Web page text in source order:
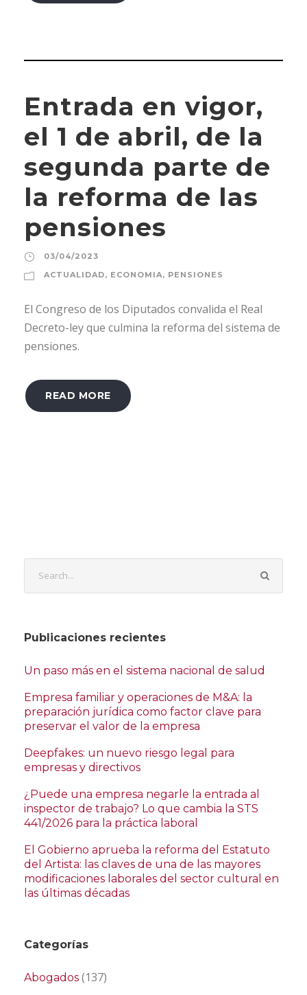
Entrada en vigor,
el 1 de abril, de la
segunda parte de
la reforma de las
pensiones
03/04/2023
ACTUALIDAD, ECONOMIA, PENSIONES
El Congreso de los Diputados convalida el Real
Decreto-ley que culmina la reforma del sistema de
pensiones.
READ MORE
Publicaciones recientes
Un paso más en el sistema nacional de salud
Empresa familiar y operaciones de M&A: la
preparación jurídica como factor clave para
preservar el valor de la empresa
Deepfakes: un nuevo riesgo legal para
empresas y directivos
¿Puede una empresa negarle la entrada al
inspector de trabajo? Lo que cambia la STS
441/2026 para la práctica laboral
El Gobierno aprueba la reforma del Estatuto
del Artista: las claves de una de las mayores
modificaciones laborales del sector cultural en
las últimas décadas
Categorías
Abogados (137)